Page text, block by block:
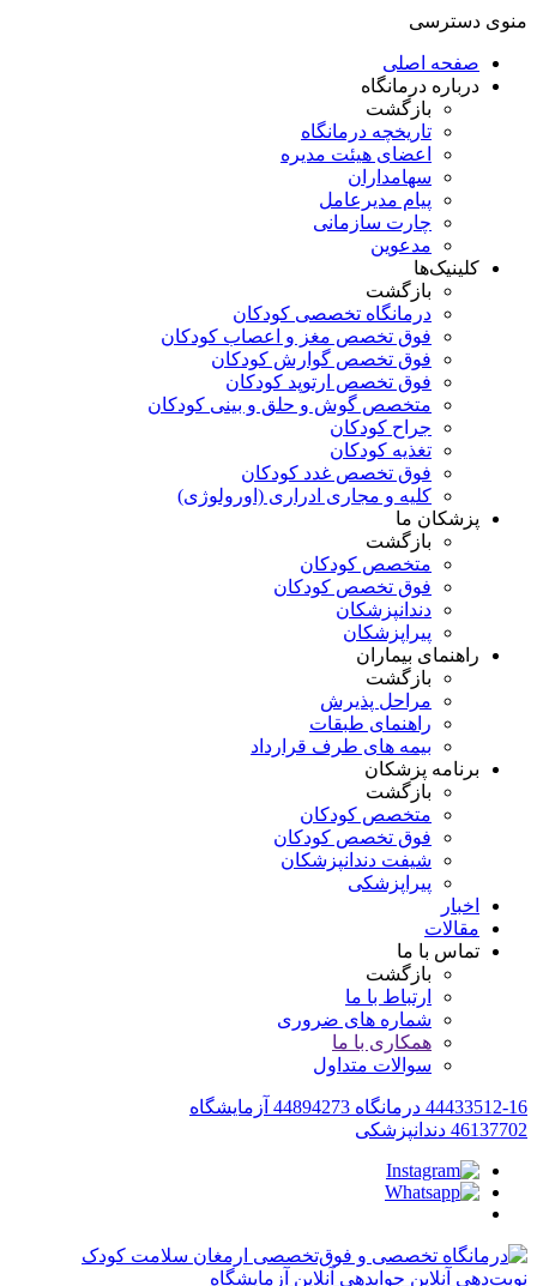
منوی دسترسی
صفحه اصلی
درباره درمانگاه
بازگشت
تاریخچه درمانگاه
اعضای هیئت مدیره
سهامداران
پیام مدیرعامل
چارت سازمانی
مدعوین
کلینیک‌ها
بازگشت
درمانگاه تخصصی کودکان
فوق تخصص مغز و اعصاب کودکان
فوق تخصص گوارش کودکان
فوق تخصص ارتوپد کودکان
متخصص گوش و حلق و بینی کودکان
جراح کودکان
تغذیه کودکان
فوق تخصص غدد کودکان
کلیه و مجاری ادراری (اورولوژی)
پزشکان ما
بازگشت
متخصص کودکان
فوق تخصص کودکان
دندانپزشکان
پیراپزشکان
راهنمای بیماران
بازگشت
مراحل پذیرش
راهنمای طبقات
بیمه های طرف قرارداد
برنامه پزشکان
بازگشت
متخصص کودکان
فوق تخصص کودکان
شیفت دندانپزشکان
پیراپزشکی
اخبار
مقالات
تماس با ما
بازگشت
ارتباط با ما
شماره های ضروری
همکاری با ما
سوالات متداول
44433512-16 درمانگاه 44894273 آزمایشگاه
46137702 دندانپزشکی
نوبت‌دهی آنلاین جوابدهی آنلاین آزمایشگاه